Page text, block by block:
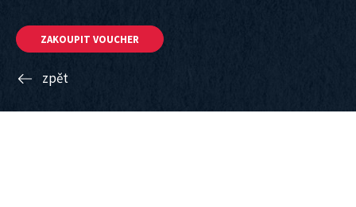
ZAKOUPIT VOUCHER
zpět